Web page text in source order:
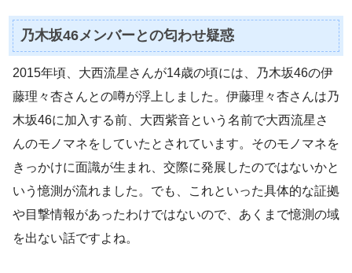
乃木坂46メンバーとの匂わせ疑惑
2015年頃、大西流星さんが14歳の頃には、乃木坂46の伊
藤理々杏さんとの噂が浮上しました。伊藤理々杏さんは乃
木坂46に加入する前、大西紫音という名前で大西流星さ
んのモノマネをしていたとされています。そのモノマネを
きっかけに面識が生まれ、交際に発展したのではないかと
いう憶測が流れました。でも、これといった具体的な証拠
や目撃情報があったわけではないので、あくまで憶測の域
を出ない話ですよね。